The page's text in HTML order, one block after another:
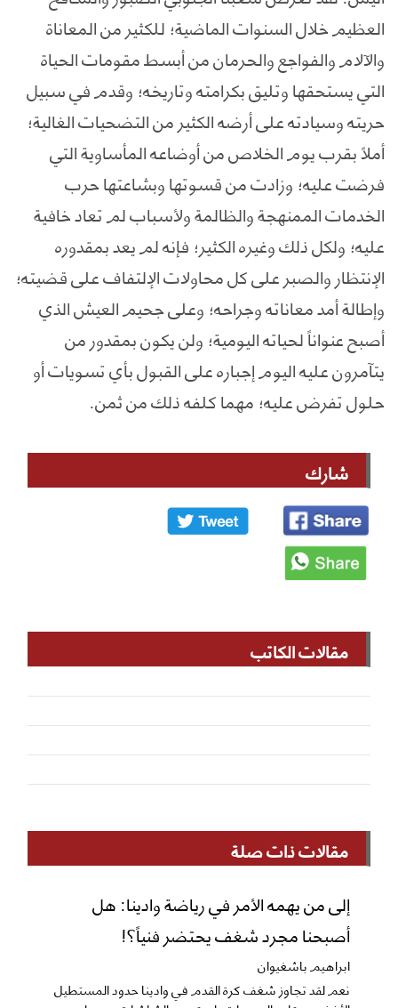
العظيم خلال السنوات الماضية؛ للكثير من المعاناة
والآلام والفواجع والحرمان من أبسط مقومات الحياة
التي يستحقها وتليق بكرامته وتاريخه؛ وقدم في سبيل
حريته وسيادته على أرضه الكثير من التضحيات الغالية؛
أملاً بقرب يوم الخلاص من أوضاعه المأساوية التي
فرضت عليه؛ وزادت من قسوتها وبشاعتها حرب
الخدمات الممنهجة والظالمة ولأسباب لم تعاد خافية
عليه؛ ولكل ذلك وغيره الكثير؛ فإنه لم يعد بمقدوره
الإنتظار والصبر على كل محاولات الإلتفاف على قضيته؛
وإطالة أمد معاناته وجراحه؛ وعلى جحيم العيش الذي
أصبح عنواناً لحياته اليومية؛ ولن يكون بمقدور من
يتآمرون عليه اليوم إجباره على القبول بأي تسويات أو
حلول تفرض عليه؛ مهما كلفه ذلك من ثمن.
شارك
مقالات الكاتب
مقالات ذات صلة
إلى من يهمه الأمر في رياضة وادينا: هل
أصبحنا مجرد شغف يحتضر فنياً؟!
ابراهيم باشغيوان
نعم ​لقد تجاوز شغف كرة القدم في وادينا حدود المستطيل